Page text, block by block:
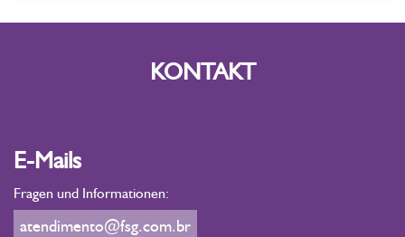
KONTAKT
E-Mails
Fragen und Informationen:
atendimento@fsg.com.br